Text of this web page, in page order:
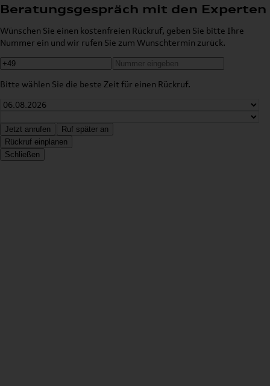
Beratungsgespräch mit den Experten
Wünschen Sie einen kostenfreien Rückruf, geben Sie bitte Ihre
Nummer ein und wir rufen Sie zum Wunschtermin zurück.
Bitte wählen Sie die beste Zeit für einen Rückruf.
Jetzt anrufen
Ruf später an
Rückruf einplanen
Schließen